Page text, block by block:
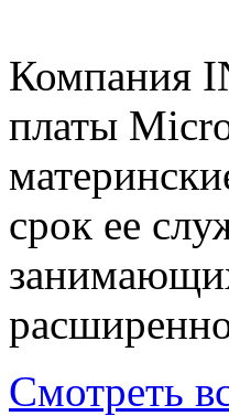
Компания
платы
срок ее
Смотреть